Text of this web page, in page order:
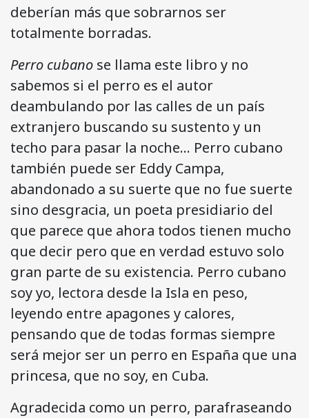
deberían más que sobrarnos ser
totalmente borradas.
Perro cubano se llama este libro y no
sabemos si el perro es el autor
deambulando por las calles de un país
extranjero buscando su sustento y un
techo para pasar la noche… Perro cubano
también puede ser Eddy Campa,
abandonado a su suerte que no fue suerte
sino desgracia, un poeta presidiario del
que parece que ahora todos tienen mucho
que decir pero que en verdad estuvo solo
gran parte de su existencia. Perro cubano
soy yo, lectora desde la Isla en peso,
leyendo entre apagones y calores,
pensando que de todas formas siempre
será mejor ser un perro en España que una
princesa, que no soy, en Cuba.
Agradecida como un perro, parafraseando